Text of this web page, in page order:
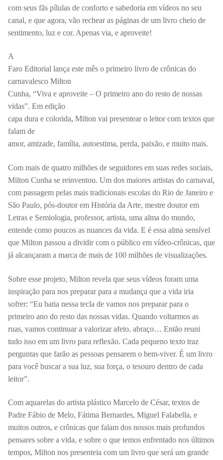
com seus fãs pílulas de conforto e sabedoria em vídeos no seu
canal, e que agora, vão rechear as páginas de um livro cheio de
sentimento, luz e cor. Apenas via, e aproveite!
A
Faro Editorial lança este mês o primeiro livro de crônicas do
carnavalesco Milton
Cunha, “Viva e aproveite – O primeiro ano do resto de nossas
vidas”. Em edição
capa dura e colorida, Milton vai presentear o leitor com textos que
falam de
amor, amizade, família, autoestima, perda, paixão, e muito mais.
Com mais de quatro milhões de seguidores em suas redes sociais,
Milton Cunha se reinventou. Um dos maiores artistas do carnaval,
com passagem pelas mais tradicionais escolas do Rio de Janeiro e
São Paulo, pós-doutor em História da Arte, mestre doutor em
Letras e Semiologia, professor, artista, uma alma do mundo,
entende como poucos as nuances da vida. E é essa alma sensível
que Milton passou a dividir com o público em vídeo-crônicas, que
já alcançaram a marca de mais de 100 milhões de visualizações.
Sobre esse projeto, Milton revela que seus vídeos foram uma
inspiração para nos preparar para a mudança que a vida iria
sofrer: “Eu batia nessa tecla de vamos nos preparar para o
primeiro ano do resto das nossas vidas. Quando voltarmos as
ruas, vamos continuar a valorizar afeto, abraço… Então reuni
tudo isso em um livro para reflexão. Cada pequeno texto traz
perguntas que farão as pessoas pensarem o bem-viver. É um livro
para você buscar a sua luz, sua força, o tesouro dentro de cada
leitor”.
Com aquarelas do artista plástico Marcelo de César, textos de
Padre Fábio de Melo, Fátima Bernardes, Miguel Falabella, e
muitos outros, e crônicas que falam dos nossos mais profundos
pensares sobre a vida, e sobre o que temos enfrentado nos últimos
tempos, Milton nos presenteia com um livro que será um grande